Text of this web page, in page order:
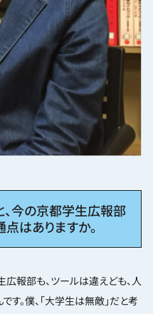
、今の京都学生広報部
はありますか。
広報部も、ツールは違えども、人
。僕、「大学生は無敵」だと考